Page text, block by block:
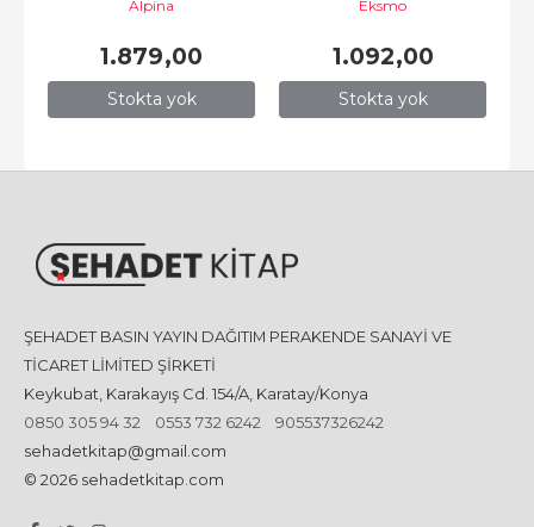
Stokta yok
Alpina
1.879,00
Stokta yok
предотвращать
Eksmo
1.092,00
ŞEHADET BASIN YAYIN DAĞITIM PERAKENDE SANAYİ VE
TİCARET LİMİTED ŞİRKETİ
Keykubat, Karakayış Cd. 154/A, Karatay/Konya
0850 305 94 32
0553 732 6242
905537326242
sehadetkitap@gmail.com
© 2026 sehadetkitap.com